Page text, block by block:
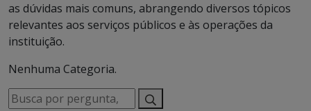
as dúvidas mais comuns, abrangendo diversos tópicos
relevantes aos serviços públicos e às operações da
instituição.
Nenhuma Categoria.
Busca